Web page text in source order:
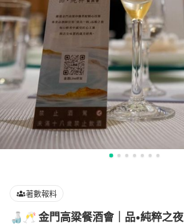
著數報料
🍶🥂 金門高粱餐酒會｜品•純粹之夜